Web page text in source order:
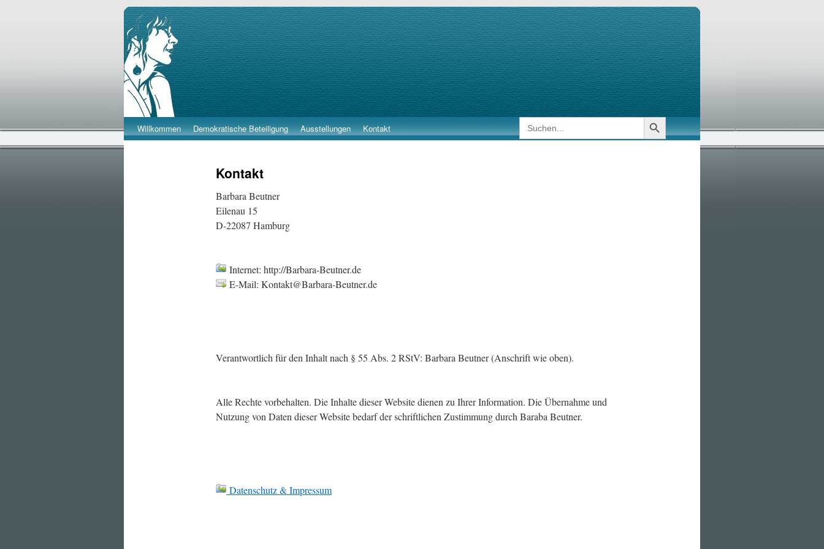
Barbara Beutner
SkipWillkommen Demokratische Beteiligung Ausstellungen Kontakt
Search
for:
Search Button
Kontakt
Barbara Beutner
Eilenau 15
D-22087 Hamburg
Internet: http://Barbara-Beutner.de
E-Mail: Kontakt@Barbara-Beutner.de
Verantwortlich für den Inhalt nach § 55 Abs. 2 RStV: Barbara Beutner (Anschrift wie oben).
Alle Rechte vorbehalten. Die Inhalte dieser Website dienen zu Ihrer Information. Die Übernahme und
Nutzung von Daten dieser Website bedarf der schriftlichen Zustimmung durch Baraba Beutner.
Datenschutz & Impressum